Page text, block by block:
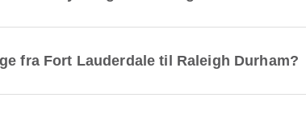
fra Fort Lauderdale til Raleigh Durham?